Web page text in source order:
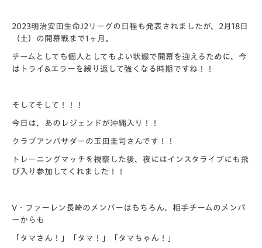
2023明治安田生命J2リーグの日程も発表されましたが、2月18日
（土）の開幕戦まで1ヶ月。
チームとしても個人としてもよい状態で開幕を迎えるために、今
はトライ&エラーを繰り返して強くなる時期ですね！！
そしてそして！！！
今日は、あのレジェンドが沖縄入り！！
クラブアンバサダーの玉田圭司さんです！！
トレーニングマッチを視察した後、夜にはインスタライブにも飛
び入り参加してくれました！！
V・ファーレン長崎のメンバーはもちろん、相手チームのメンバ
ーからも
「タマさん！」「タマ！」「タマちゃん！」